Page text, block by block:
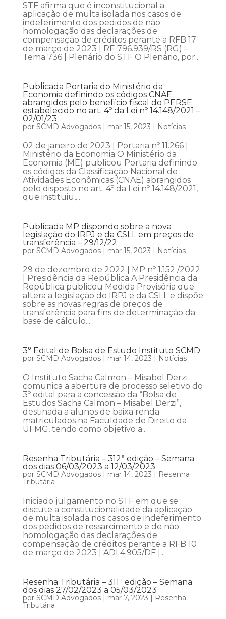
STF afirma que é inconstitucional a
aplicação de multa isolada nos casos de
indeferimento dos pedidos de não
homologação das declarações de
compensação de créditos perante a RFB 17
de março de 2023 | RE 796.939/RS (RG) –
Tema 736 | Plenário do STF O Plenário, por...
Publicada Portaria do Ministério da
Economia definindo os códigos CNAE
abrangidos pelo benefício fiscal do PERSE
estabelecido no art. 4º da Lei nº 14.148/2021 –
02/01/23
por SCMD Advogados| mar 15, 2023 | Notícias
02 de janeiro de 2023 | Portaria nº 11.266 |
Ministério da Economia O Ministério da
Economia (ME) publicou Portaria definindo
os códigos da Classificação Nacional de
Atividades Econômicas (CNAE) abrangidos
pelo disposto no art. 4º da Lei nº 14.148/2021,
que instituiu,...
Publicada MP dispondo sobre a nova
legislação do IRPJ e da CSLL em preços de
transferência – 29/12/22
por SCMD Advogados| mar 15, 2023 | Notícias
29 de dezembro de 2022 | MP nº 1.152 /2022
| Presidência da República A Presidência da
República publicou Medida Provisória que
altera a legislação do IRPJ e da CSLL e dispõe
sobre as novas regras de preços de
transferência para fins de determinação da
base de cálculo...
3° Edital de Bolsa de Estudo Instituto SCMD
por SCMD Advogados| mar 14, 2023 | Notícias
O Instituto Sacha Calmon – Misabel Derzi
comunica a abertura de processo seletivo do
3º edital para a concessão da “Bolsa de
Estudos Sacha Calmon – Misabel Derzi”,
destinada a alunos de baixa renda
matriculados na Faculdade de Direito da
UFMG, tendo como objetivo a...
Resenha Tributária – 312ª edição – Semana
dos dias 06/03/2023 a 12/03/2023
por SCMD Advogados| mar 14, 2023 | Resenha
Tributária
Iniciado julgamento no STF em que se
discute a constitucionalidade da aplicação
de multa isolada nos casos de indeferimento
dos pedidos de ressarcimento e de não
homologação das declarações de
compensação de créditos perante a RFB 10
de março de 2023 | ADI 4.905/DF |...
Resenha Tributária – 311ª edição – Semana
dos dias 27/02/2023 a 05/03/2023
por SCMD Advogados| mar 7, 2023 | Resenha
Tributária